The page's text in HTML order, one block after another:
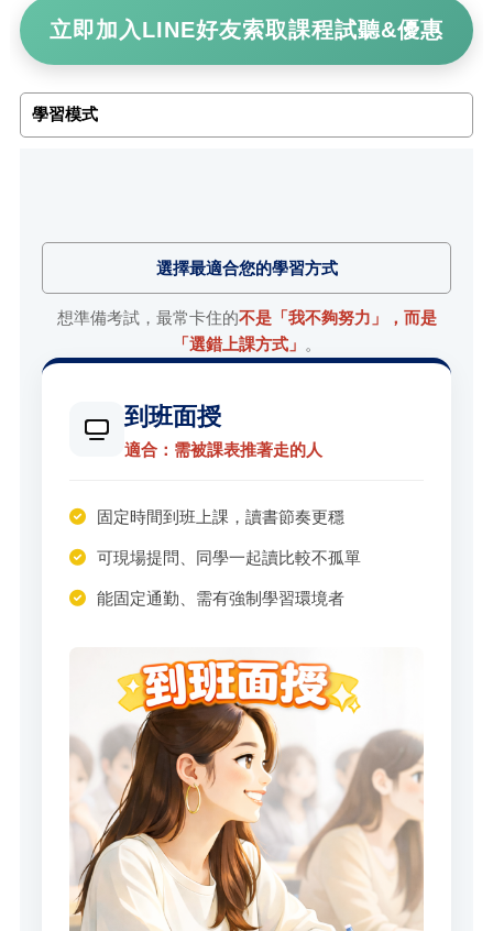
立即加入LINE好友索取課程試聽&優惠
學習模式
選擇最適合您的學習方式
想準備考試，最常卡住的不是「我不夠努力」，而是
「選錯上課方式」 。
到班面授
適合：需被課表推著走的人
固定時間到班上課，讀書節奏更穩
可現場提問、同學一起讀比較不孤單
能固定通勤、需有強制學習環境者